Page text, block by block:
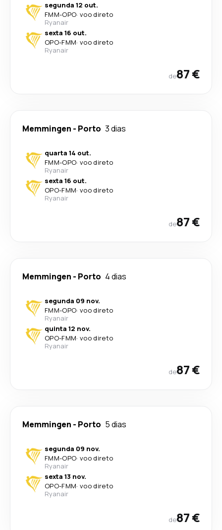
segunda 12 out.
FMM-OPO· voo direto
Ryanair
sexta 16 out.
OPO-FMM· voo direto
Ryanair
de87 €
Memmingen - Porto 3 dias
quarta 14 out.
FMM-OPO· voo direto
Ryanair
sexta 16 out.
OPO-FMM· voo direto
Ryanair
de87 €
Memmingen - Porto 4 dias
segunda 09 nov.
FMM-OPO· voo direto
Ryanair
quinta 12 nov.
OPO-FMM· voo direto
Ryanair
de87 €
Memmingen - Porto 5 dias
segunda 09 nov.
FMM-OPO· voo direto
Ryanair
sexta 13 nov.
OPO-FMM· voo direto
Ryanair
de87 €